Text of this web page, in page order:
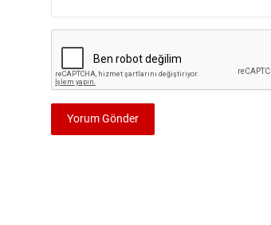
Yorum Gönder